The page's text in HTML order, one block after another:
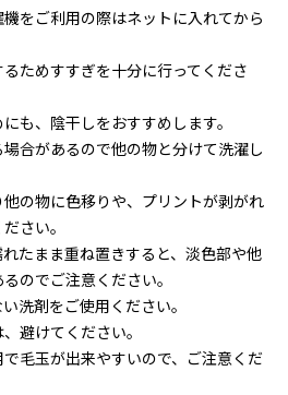
をご利用の際はネットに入れてから
ためすすぎを十分に行ってくださ
も、陰干しをおすすめします。
合があるので他の物と分けて洗濯し
他の物に色移りや、プリントが剥がれ
さい。
たまま重ね置きすると、淡色部や他
のでご注意ください。
洗剤をご使用ください。
避けてください。
で毛玉が出来やすいので、ご注意くだ